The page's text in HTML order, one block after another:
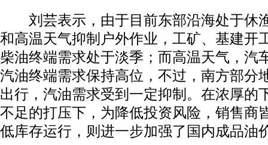
刘芸表示，由于目前东部沿海处于休
和高温天气抑制户外作业，工矿、基建开
柴油终端需求处于淡季；而高温天气，汽
汽油终端需求保持高位，不过，南方部分
出行，汽油需求受到一定抑制。在浓厚的
不足的打压下，为降低投资风险，销售商
低库存运行，则进一步加强了国内成品油